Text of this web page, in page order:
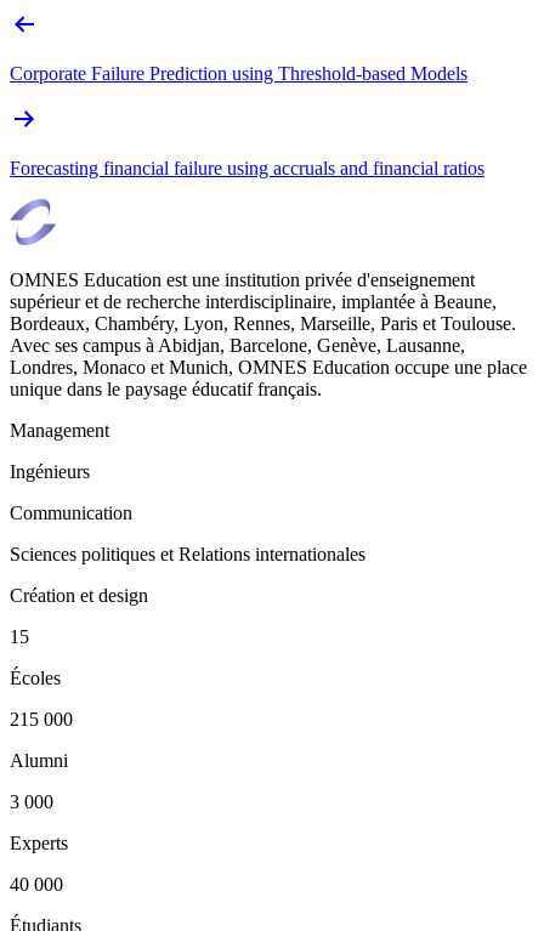
Corporate Failure Prediction using Threshold-based Models
Forecasting financial failure using accruals and financial ratios
OMNES Education est une institution privée d'enseignement
supérieur et de recherche interdisciplinaire, implantée à Beaune,
Bordeaux, Chambéry, Lyon, Rennes, Marseille, Paris et Toulouse.
Avec ses campus à Abidjan, Barcelone, Genève, Lausanne,
Londres, Monaco et Munich, OMNES Education occupe une place
unique dans le paysage éducatif français.
Management
Ingénieurs
Communication
Sciences politiques et Relations internationales
Création et design
15
Écoles
215 000
Alumni
3 000
Experts
40 000
Étudiants